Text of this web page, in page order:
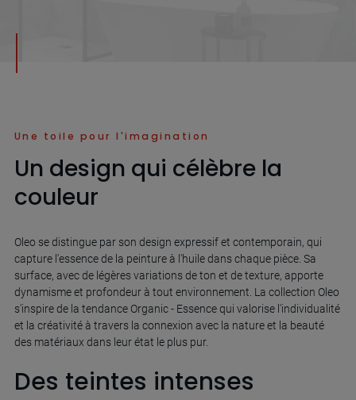
Une toile pour l'imagination
Un design qui célèbre la
couleur
Oleo se distingue par son design expressif et contemporain, qui
capture l'essence de la peinture à l'huile dans chaque pièce. Sa
surface, avec de légères variations de ton et de texture, apporte
dynamisme et profondeur à tout environnement. La collection Oleo
s'inspire de la tendance Organic - Essence qui valorise l'individualité
et la créativité à travers la connexion avec la nature et la beauté
des matériaux dans leur état le plus pur.
Des teintes intenses